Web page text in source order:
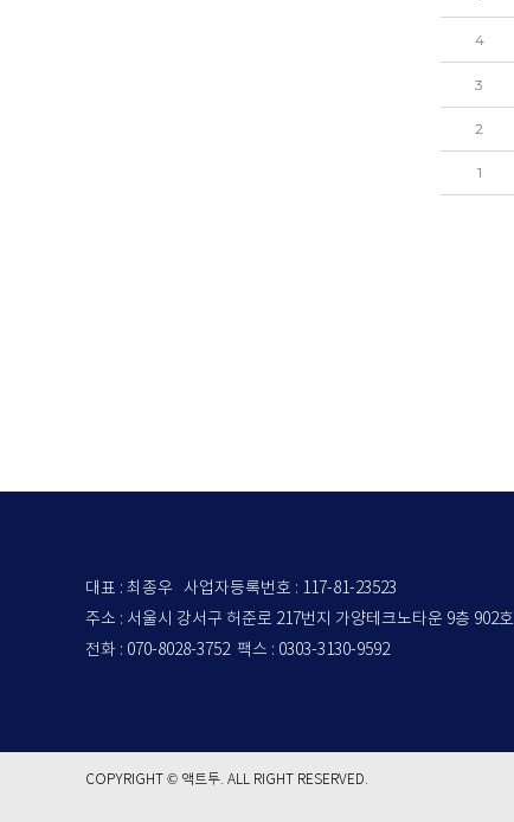
4
3
2
1
대표 : 최종우 사업자등록번호 : 117-81-23523
주소 : 서울시 강서구 허준로 217번지 가양테크노타운 9층 902호
전화 : 070-8028-3752 팩스 : 0303-3130-9592
COPYRIGHT © 액트투. ALL RIGHT RESERVED.